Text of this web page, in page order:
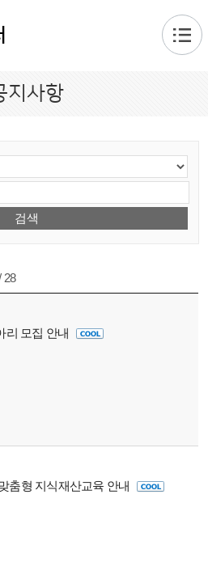
지사항
28
리 모집 안내
춤형 지식재산교육 안내